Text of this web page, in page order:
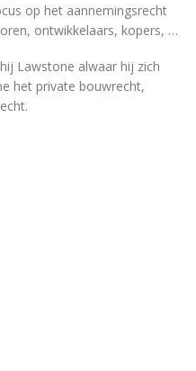
op het aannemingsrecht
ontwikkelaars, kopers, …
Lawstone alwaar hij zich
het private bouwrecht,